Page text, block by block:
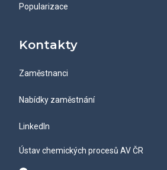
Popularizace
Kontakty
Zaměstnanci
Nabídky zaměstnání
LinkedIn
Ústav chemických procesů AV ČR